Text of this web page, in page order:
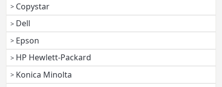
Copystar
Dell
Epson
HP Hewlett-Packard
Konica Minolta